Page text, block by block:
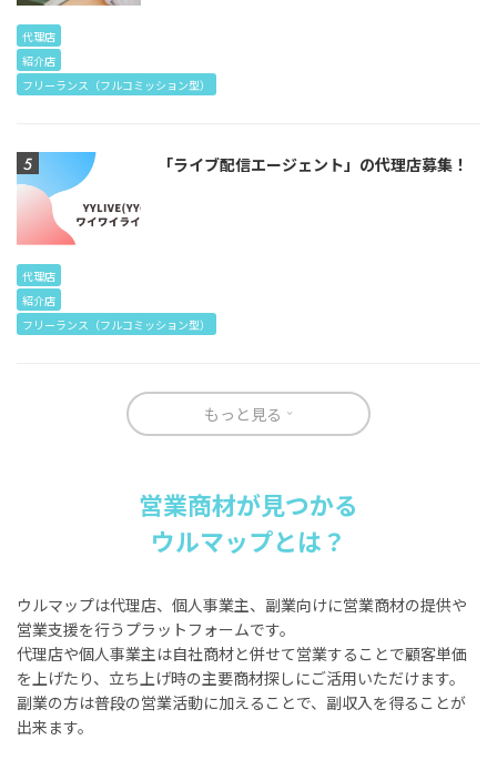
代理店
紹介店
フリーランス（フルコミッション型）
「ライブ配信エージェント」の代理店募集！
代理店
紹介店
フリーランス（フルコミッション型）
もっと見る
営業商材が見つかる
ウルマップとは？
ウルマップは代理店、個人事業主、副業向けに営業商材の提供や
営業支援を行うプラットフォームです。
代理店や個人事業主は自社商材と併せて営業することで顧客単価
を上げたり、立ち上げ時の主要商材探しにご活用いただけます。
副業の方は普段の営業活動に加えることで、副収入を得ることが
出来ます。